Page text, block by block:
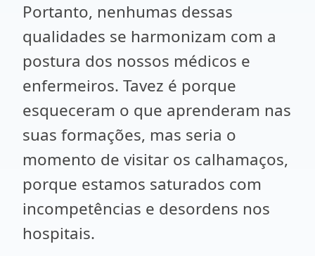
Portanto, nenhumas dessas
qualidades se harmonizam com a
postura dos nossos médicos e
enfermeiros. Tavez é porque
esqueceram o que aprenderam nas
suas formações, mas seria o
momento de visitar os calhamaços,
porque estamos saturados com
incompetências e desordens nos
hospitais.